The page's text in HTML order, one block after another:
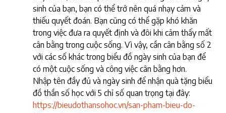
sinh của bạn, bạn có thể trở nên quá nhạy cảm và
thiếu quyết đoán. Bạn cũng có thể gặp khó khăn
trong việc đưa ra quyết định và đôi khi cảm thấy mất
cân bằng trong cuộc sống. Vì vậy, cần cân bằng số 2
với các số khác trong biểu đồ ngày sinh của bạn để
có một cuộc sống và công việc cân bằng hơn.
Nhập tên đầy đủ và ngày sinh để nhận quà tặng biểu
đồ thần số học với 5 chỉ số quan trọng tại đây:
https://bieudothansohoc.vn/san-pham-bieu-do-